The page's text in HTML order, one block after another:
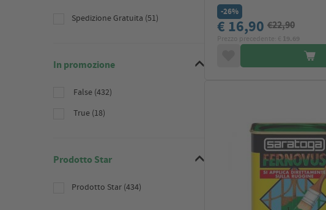
Spedizione Gratuita (51)
In promozione
False (432)
True (18)
Prodotto Star
Prodotto Star (434)
-26%
€ 16,90 €22,90